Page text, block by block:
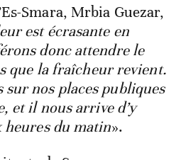
Smara, Mrbia Guezar,
est écrasante en
donc attendre le
que la fraîcheur revient.
sur nos places publiques
et il nous arrive d’y
heures du matin».